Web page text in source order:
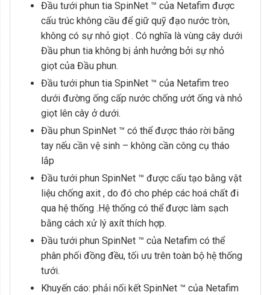
Đầu tưới phun tia SpinNet ™ của Netafim được
cấu trúc không cầu để giữ quỹ đạo nước tròn,
không có sự nhỏ giọt . Có nghĩa là vùng cây dưới
Đầu phun tia không bị ảnh hưởng bởi sự nhỏ
giọt của Đầu phun.
Đầu tưới phun tia SpinNet ™ của Netafim treo
dưới đường ống cấp nước chống ướt ống và nhỏ
giọt lên cây ở dưới.
Đầu phun SpinNet ™ có thể được tháo rời bằng
tay nếu cần vệ sinh – không cần công cụ tháo
lắp
Đầu tưới phun SpinNet ™ được cấu tạo bằng vật
liệu chống axit , do đó cho phép các hoá chất đi
qua hệ thống .Hệ thống có thể được làm sạch
bằng cách xử lý axít thích hợp.
Đầu tưới phun SpinNet ™ của Netafim có thể
phân phối đồng đều, tối ưu trên toàn bộ hệ thống
tưới.
Khuyến cáo: phải nối kết SpinNet ™ của Netafim